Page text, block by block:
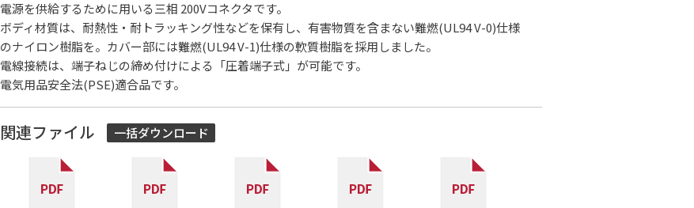
電源を供給するために用いる三相 200Vコネクタです。
ボディ材質は、耐熱性・耐トラッキング性などを保有し、有害物質を含まない難燃(UL94 V-0)仕様
のナイロン樹脂を。カバー部には難燃(UL94 V-1)仕様の軟質樹脂を採用しました。
電線接続は、端子ねじの締め付けによる「圧着端子式」が可能です。
電気用品安全法(PSE)適合品です。
関連ファイル 一括ダウンロード